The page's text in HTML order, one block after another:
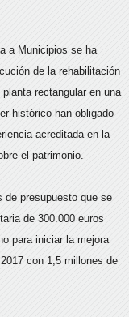
a Municipios se ha
de la rehabilitación
rectangular en una
histórico han obligado
acreditada en la
el patrimonio.
de presupuesto que se
de 300.000 euros
para iniciar la mejora
con 1,5 millones de